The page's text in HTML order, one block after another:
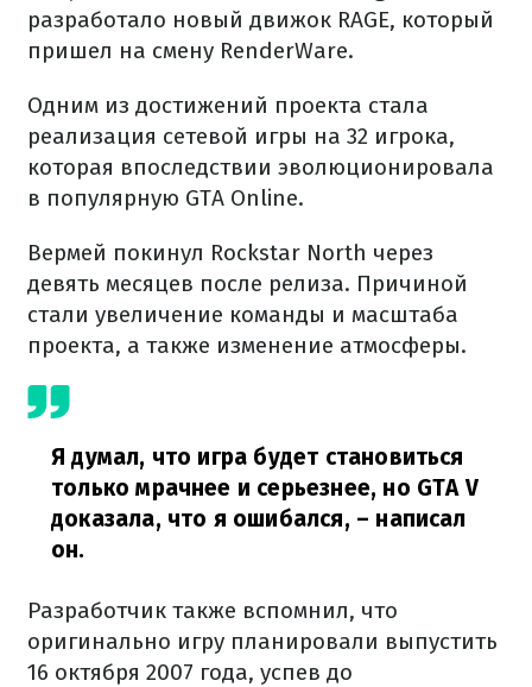
разработало новый движок RAGE, который
пришел на смену RenderWare.
Одним из достижений проекта стала
реализация сетевой игры на 32 игрока,
которая впоследствии эволюционировала
в популярную GTA Online.
Вермей покинул Rockstar North через
девять месяцев после релиза. Причиной
стали увеличение команды и масштаба
проекта, а также изменение атмосферы.
Я думал, что игра будет становиться
только мрачнее и серьезнее, но GTA V
доказала, что я ошибался, – написал
он.
Разработчик также вспомнил, что
оригинально игру планировали выпустить
16 октября 2007 года, успев до